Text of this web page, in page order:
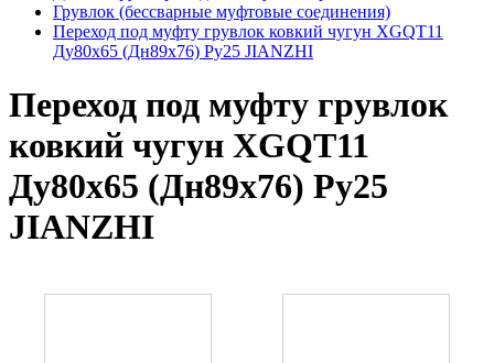
Грувлок (бессварные муфтовые соединения)
Переход под муфту грувлок ковкий чугун XGQT11
Ду80х65 (Дн89х76) Ру25 JIANZHI
Переход под муфту грувлок
ковкий чугун XGQT11
Ду80х65 (Дн89х76) Ру25
JIANZHI